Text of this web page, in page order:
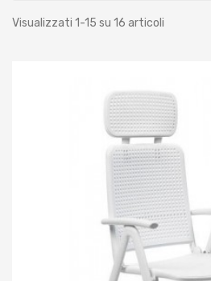
Visualizzati 1-15 su 16 articoli